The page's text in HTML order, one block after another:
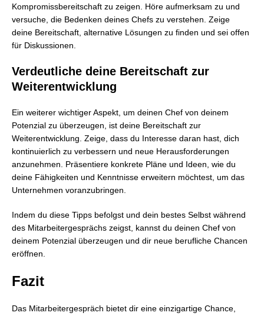
Kompromissbereitschaft zu zeigen. Höre aufmerksam zu und
versuche, die Bedenken deines Chefs zu verstehen. Zeige
deine Bereitschaft, alternative Lösungen zu finden und sei offen
für Diskussionen.
Verdeutliche deine Bereitschaft zur
Weiterentwicklung
Ein weiterer wichtiger Aspekt, um deinen Chef von deinem
Potenzial zu überzeugen, ist deine Bereitschaft zur
Weiterentwicklung. Zeige, dass du Interesse daran hast, dich
kontinuierlich zu verbessern und neue Herausforderungen
anzunehmen. Präsentiere konkrete Pläne und Ideen, wie du
deine Fähigkeiten und Kenntnisse erweitern möchtest, um das
Unternehmen voranzubringen.
Indem du diese Tipps befolgst und dein bestes Selbst während
des Mitarbeitergesprächs zeigst, kannst du deinen Chef von
deinem Potenzial überzeugen und dir neue berufliche Chancen
eröffnen.
Fazit
Das Mitarbeitergespräch bietet dir eine einzigartige Chance,